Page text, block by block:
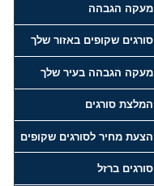
מעקה הגבהה
סורגים שקופים באזור שלך
מעקה הגבהה בעיר שלך
המלצת סורגים
הצעת מחיר לסורגים שקופים
סורגים ברזל